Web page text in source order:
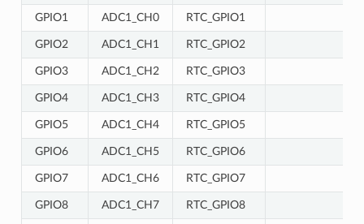
GPIO1 ADC1_CH0 RTC_GPIO1
GPIO2 ADC1_CH1 RTC_GPIO2
GPIO3 ADC1_CH2 RTC_GPIO3
GPIO4 ADC1_CH3 RTC_GPIO4
GPIO5 ADC1_CH4 RTC_GPIO5
GPIO6 ADC1_CH5 RTC_GPIO6
GPIO7 ADC1_CH6 RTC_GPIO7
GPIO8 ADC1_CH7 RTC_GPIO8